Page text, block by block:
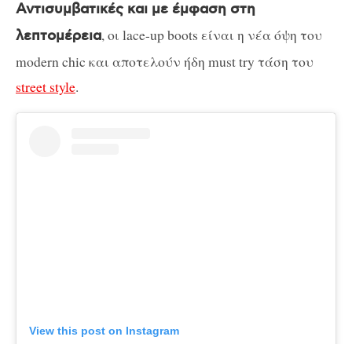
Αντισυμβατικές και με έμφαση στη
λεπτομέρεια, οι lace-up boots είναι η νέα όψη του
modern chic και αποτελούν ήδη must try τάση του
street style.
View this post on Instagram